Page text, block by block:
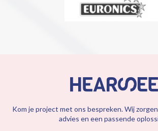
Kom je project met ons bespreken. Wij
advies en een passende